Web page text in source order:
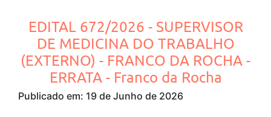
EDITAL 672/2026 - SUPERVISOR
DE MEDICINA DO TRABALHO
(EXTERNO) - FRANCO DA ROCHA -
ERRATA - Franco da Rocha
Publicado em: 19 de Junho de 2026